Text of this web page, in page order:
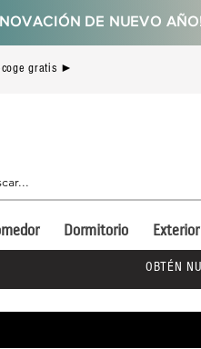
DE NUEVO
gratis ►
Dormitorio Exterior
OBTÉN